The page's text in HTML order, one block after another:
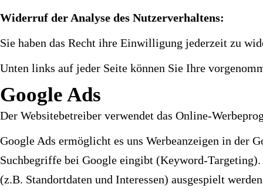
Widerruf der Analyse des Nutzerverhaltens:
Sie haben das Recht ihre Einwilligung jederzeit zu
Unten links auf jeder Seite können Sie Ihre
Google Ads
Der Websitebetreiber verwendet das Online-
Google Ads ermöglicht es uns Werbeanzeigen in der
Suchbegriffe bei Google eingibt (Keyword-Targeting).
(z.B. Standortdaten und Interessen) ausgespielt